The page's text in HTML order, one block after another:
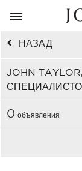
НАЗАД
JOHN
0 объявления